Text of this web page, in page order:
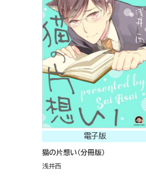
電子版
猫の片想い（分冊版）
浅井西